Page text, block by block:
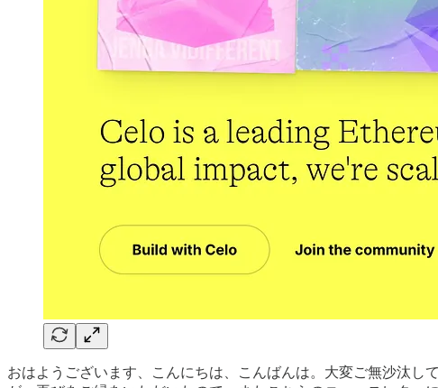
おはようございます、こんにちは、こんばんは。大変ご無沙汰し